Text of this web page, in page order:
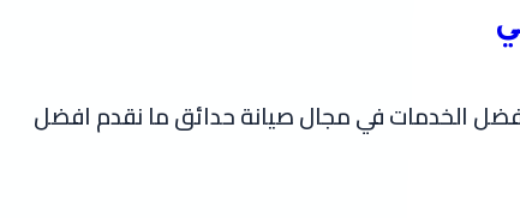
الخدمات في مجال صيانة حدائق ما نقدم افضل